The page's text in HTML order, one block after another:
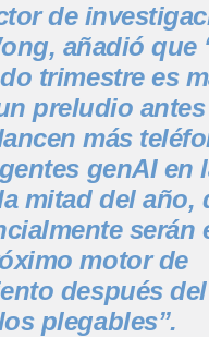
de
añadió que
trimestre es
preludio
más
genAI en
mitad del año,
serán
motor de
después
plegables”.